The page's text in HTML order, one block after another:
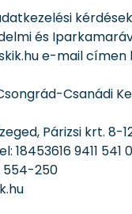
és
e-mail címen
Csanádi
Párizsi krt. 8-
18453616 9411 541
554-250